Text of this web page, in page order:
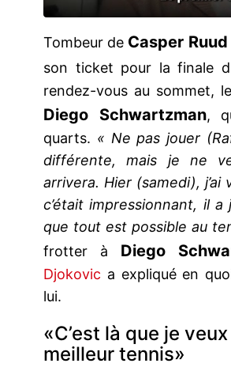
Tombeur de Casper Ruud
son ticket pour la finale
rendez-vous au sommet,
Diego Schwartzman,
quarts. « Ne pas jouer
différente, mais je ne
arrivera. Hier (samedi),
c’était impressionnant, il
que tout est possible au
frotter à Diego
Djokovic a expliqué en
lui.
«C’est là que je
meilleur tennis»